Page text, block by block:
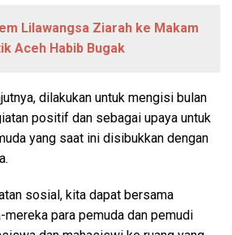
Lilawangsa Ziarah ke Makam
Aceh Habib Bugak
dilakukan untuk mengisi bulan
positif dan sebagai upaya untuk
yang saat ini disibukkan dengan
sosial, kita dapat bersama
mereka para pemuda dan pemudi